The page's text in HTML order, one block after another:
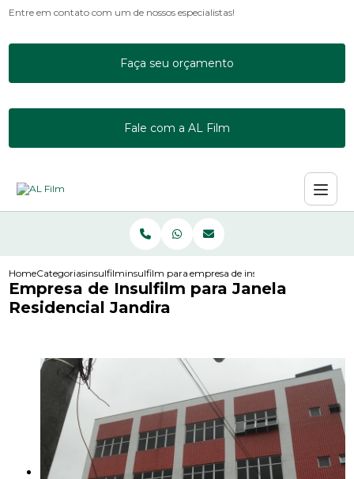
Entre em contato com um de nossos especialistas!
Faça seu orçamento
Fale com a AL Film
HomeCategoriasinsulfilminsulfilm para janelasempresa de insulfilm para janela
Empresa de Insulfilm para Janela
Residencial Jandira